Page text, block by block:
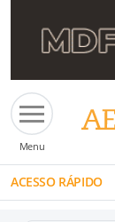
Menu
ACESSO RÁPIDO